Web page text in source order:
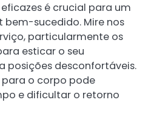
é crucial para um
bem-sucedido. Mire nos
particularmente os
esticar o seu
posições desconfortáveis.
para o corpo pode
e dificultar o retorno